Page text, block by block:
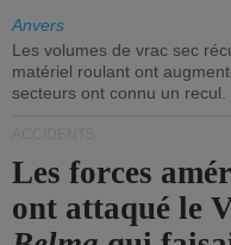
Anvers
Les volumes de vrac sec
matériel roulant ont
secteurs ont connu un recul.
Les forces
ont attaqué le